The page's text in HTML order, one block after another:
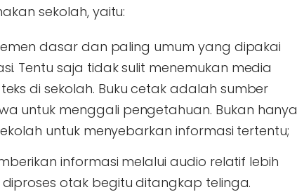
sekolah, yaitu:
dasar dan paling umum yang dipakai
Tentu saja tidak sulit menemukan media
di sekolah. Buku cetak adalah sumber
untuk menggali pengetahuan. Bukan hanya
untuk menyebarkan informasi tertentu;
informasi melalui audio relatif lebih
otak begitu ditangkap telinga.